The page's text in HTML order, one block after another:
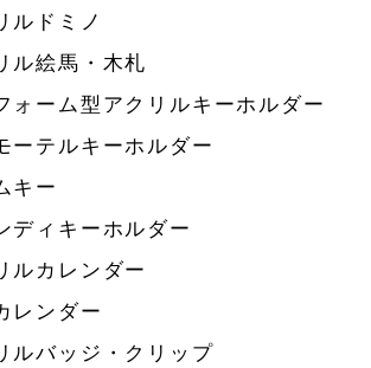
ルドミノ
ル絵馬・木札
ォーム型アクリルキーホルダー
ーテルキーホルダー
キー
ディキーホルダー
ルカレンダー
レンダー
ルバッジ・クリップ